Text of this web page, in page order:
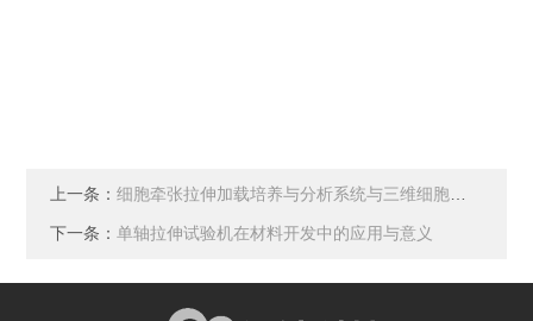
上一条：细胞牵张拉伸加载培养与分析系统与三维细胞（组织）牵引拉伸加载培养与分析
下一条：单轴拉伸试验机在材料开发中的应用与意义